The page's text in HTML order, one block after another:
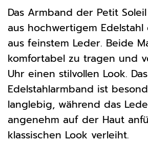
Das Armband der Petit
aus hochwertigem
aus feinstem Leder. Beide
komfortabel zu tragen und
Uhr einen stilvollen Look. Das
Edelstahlarmband ist
langlebig, während das
angenehm auf der Haut
klassischen Look verleiht.